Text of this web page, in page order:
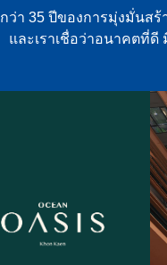
กว่า 35 ปีของการมุ่งมั่นส
และเราเชื่อว่าอนาคตที่ดี